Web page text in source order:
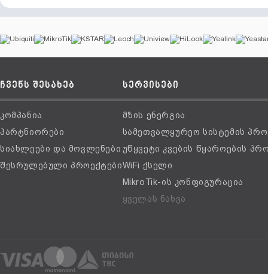
ჩვენს შესახებ
კომპანია
პარტნიორები
სიახლეები და მოვლენები
შესრულებული პროექტები
სერვისები
მზის ენერგია
სამეთვალყურეო სისტემის
უწყვეტი კვების წყაროების
WiFi ქსელი
MikroTik-ის კონფიგურაცია
ყველას ნახვა